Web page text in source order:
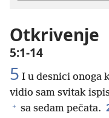
Otkrivenje
5:1-14
5 I u desnici onoga
vidio sam svitak
+ sa sedam pečata.